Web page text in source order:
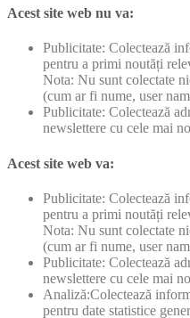
Acest site web nu va:
Publicitate: Colectează
pentru a primi noutăți
Nota: Nu sunt colectate
(cum ar fi nume, user
Publicitate: Colectează
newslettere cu cele mai
Acest site web va:
Publicitate: Colectează
pentru a primi noutăți
Nota: Nu sunt colectate
(cum ar fi nume, user
Publicitate: Colectează
newslettere cu cele mai
Analiză:Colectează
pentru date statistice